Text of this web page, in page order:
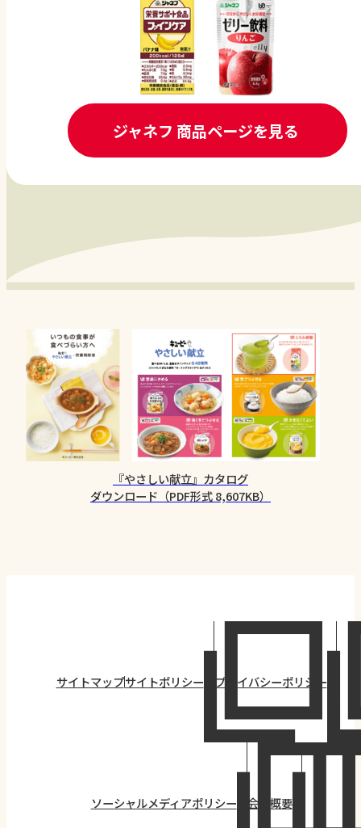
ジャネフ 商品ページを見る
『やさしい献立』カタログ
ダウンロード（PDF形式 8,607KB）
サイトマップサイトポリシー プライバシーポリシー
ソーシャルメディアポリシー 会社概要